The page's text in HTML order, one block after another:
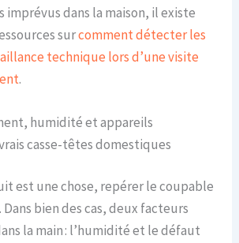
imprévus dans la maison, il existe
surcomment détecter les
technique lors d’une visite
.
humidité et appareils
casse-têtes domestiques
est une chose, repérer le coupable
bien des cas, deux facteurs
la main : l’humidité et le défaut